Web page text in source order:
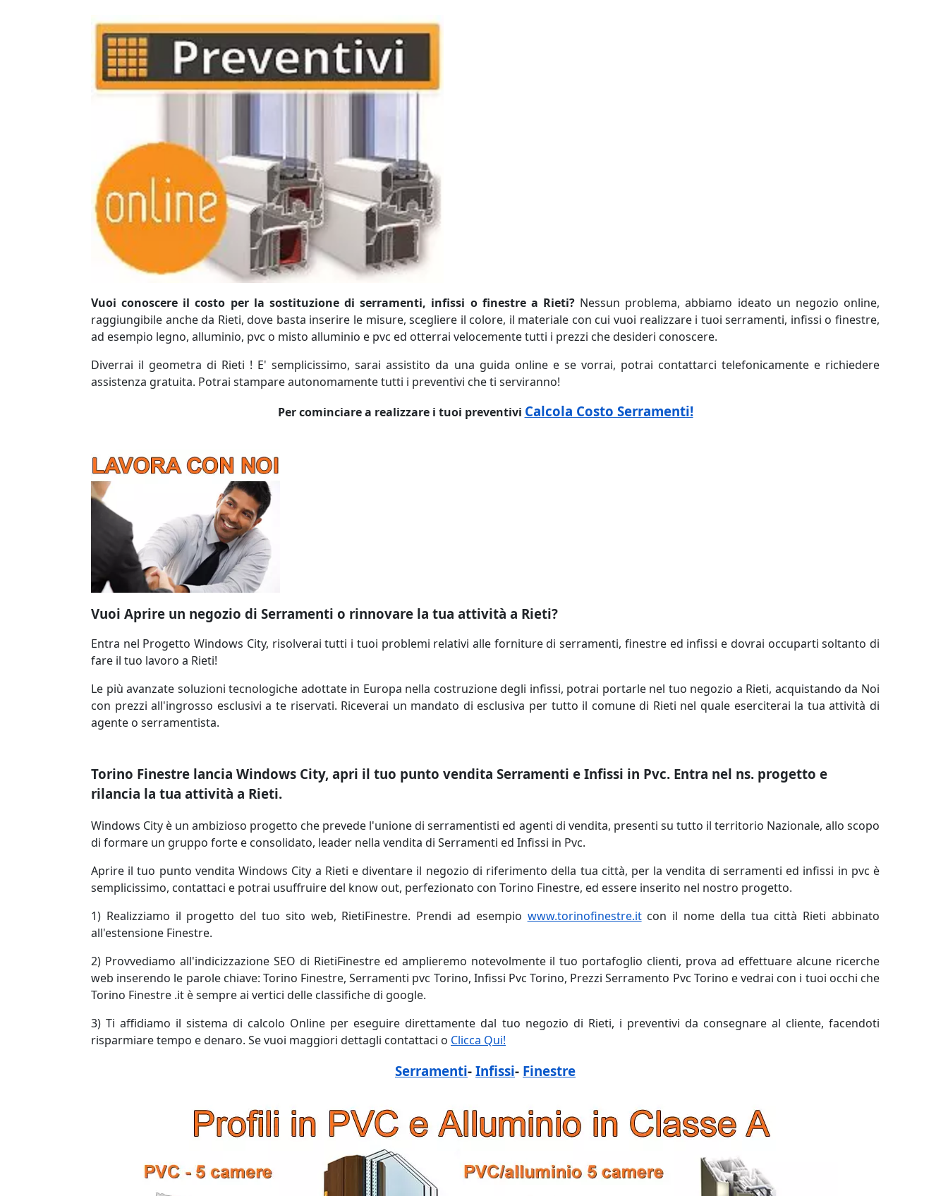
Vuoi conoscere il costo per la sostituzione di serramenti, infissi o finestre a Rieti?Nessun problema, abbiamo ideato un negozio online,
raggiungibile anche da Rieti, dove basta inserire le misure, scegliere il colore, il materiale con cui vuoi realizzare i tuoi serramenti, infissi o finestre,
ad esempio legno, alluminio, pvc o misto alluminio e pvc ed otterrai velocemente tutti i prezzi che desideri conoscere.
Diverrai il geometra di Rieti ! E' semplicissimo, sarai assistito da una guida online e se vorrai, potrai contattarci telefonicamente e richiedere
assistenza gratuita. Potrai stampare autonomamente tutti i preventivi che ti serviranno!
Per cominciare a realizzare i tuoi preventivi Calcola Costo Serramenti!
Vuoi Aprire un negozio di Serramenti o rinnovare la tua attività a Rieti?
Entra nel Progetto Windows City, risolverai tutti i tuoi problemi relativi alle forniture di serramenti, finestre ed infissi e dovrai occuparti soltanto di
fare il tuo lavoro a Rieti!
Le più avanzate soluzioni tecnologiche adottate in Europa nella costruzione degli infissi, potrai portarle nel tuo negozio a Rieti, acquistando da Noi
con prezzi all'ingrosso esclusivi a te riservati. Riceverai un mandato di esclusiva per tutto il comune di Rieti nel quale eserciterai la tua attività di
agente o serramentista.
Torino Finestre lancia Windows City, apri il tuo punto vendita Serramenti e Infissi in Pvc. Entra nel ns. progetto e
rilancia la tua attività a Rieti.
Windows City è un ambizioso progetto che prevede l'unione di serramentisti ed agenti di vendita, presenti su tutto il territorio Nazionale, allo scopo
di formare un gruppo forte e consolidato, leader nella vendita di Serramenti ed Infissi in Pvc.
Aprire il tuo punto vendita Windows City a Rieti e diventare il negozio di riferimento della tua città, per la vendita di serramenti ed infissi in pvc è
semplicissimo, contattaci e potrai usuffruire del know out, perfezionato con Torino Finestre, ed essere inserito nel nostro progetto.
1) Realizziamo il progetto del tuo sito web, RietiFinestre. Prendi ad esempio www.torinofinestre.itcon il nome della tua città Rieti abbinato
all'estensione Finestre.
2) Provvediamo all'indicizzazione SEO di RietiFinestre ed amplieremo notevolmente il tuo portafoglio clienti, prova ad effettuare alcune ricerche
web inserendo le parole chiave: Torino Finestre, Serramenti pvc Torino, Infissi Pvc Torino, Prezzi Serramento Pvc Torino e vedrai con i tuoi occhi che
Torino Finestre .it è sempre ai vertici delle classifiche di google.
3) Ti affidiamo il sistema di calcolo Online per eseguire direttamente dal tuo negozio di Rieti, i preventivi da consegnare al cliente, facendoti
risparmiare tempo e denaro. Se vuoi maggiori dettagli contattaci o Clicca Qui!
Serramenti- Infissi- Finestre